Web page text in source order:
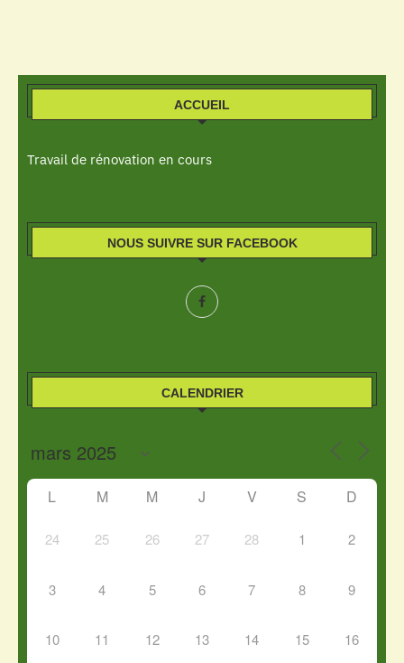
ACCUEIL
Travail de rénovation en cours
NOUS SUIVRE SUR FACEBOOK
CALENDRIER
L M M J V S D
24 25 26 27 28 1 2
3 4 5 6 7 8 9
10 11 12 13 14 15 16